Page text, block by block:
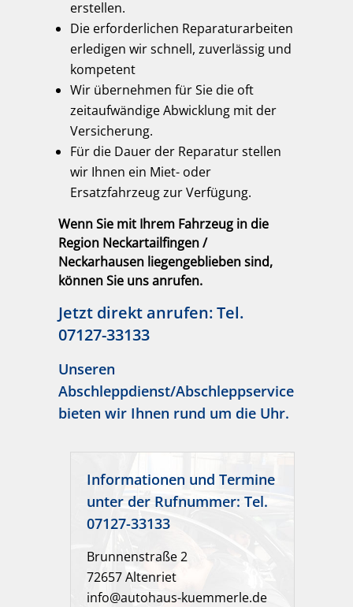
erstellen.
Die erforderlichen Reparaturarbeiten
erledigen wir schnell, zuverlässig und
kompetent
Wir übernehmen für Sie die oft
zeitaufwändige Abwicklung mit der
Versicherung.
Für die Dauer der Reparatur stellen
wir Ihnen ein Miet- oder
Ersatzfahrzeug zur Verfügung.
Wenn Sie mit Ihrem Fahrzeug in die
Region Neckartailfingen /
Neckarhausen liegengeblieben sind,
können Sie uns anrufen.
Jetzt direkt anrufen: Tel.
07127-33133
Unseren
Abschleppdienst/Abschleppservice
bieten wir Ihnen rund um die Uhr.
Informationen und Termine
unter der Rufnummer: Tel.
07127-33133
Brunnenstraße 2
72657 Altenriet
info@autohaus-kuemmerle.de